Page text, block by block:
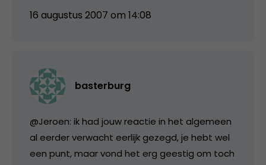
16 augustus 2007 om 14:08
basterburg
@Jeroen: ik had jouw reactie in het algemeen
al eerder verwacht eerlijk gezegd, je hebt wel
een punt, maar vond het erg geestig om toch